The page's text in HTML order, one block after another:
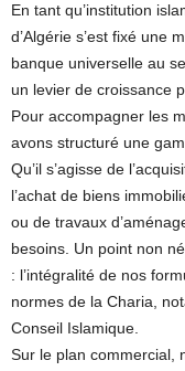
En tant qu’institution
d’Algérie s’est fixé une
banque universelle au
un levier de croissance
Pour accompagner les
avons structuré une
Qu’il s’agisse de
l’achat de biens
ou de travaux
besoins. Un point non
: l’intégralité de nos
normes de la Charia,
Conseil Islamique.
Sur le plan commercial,